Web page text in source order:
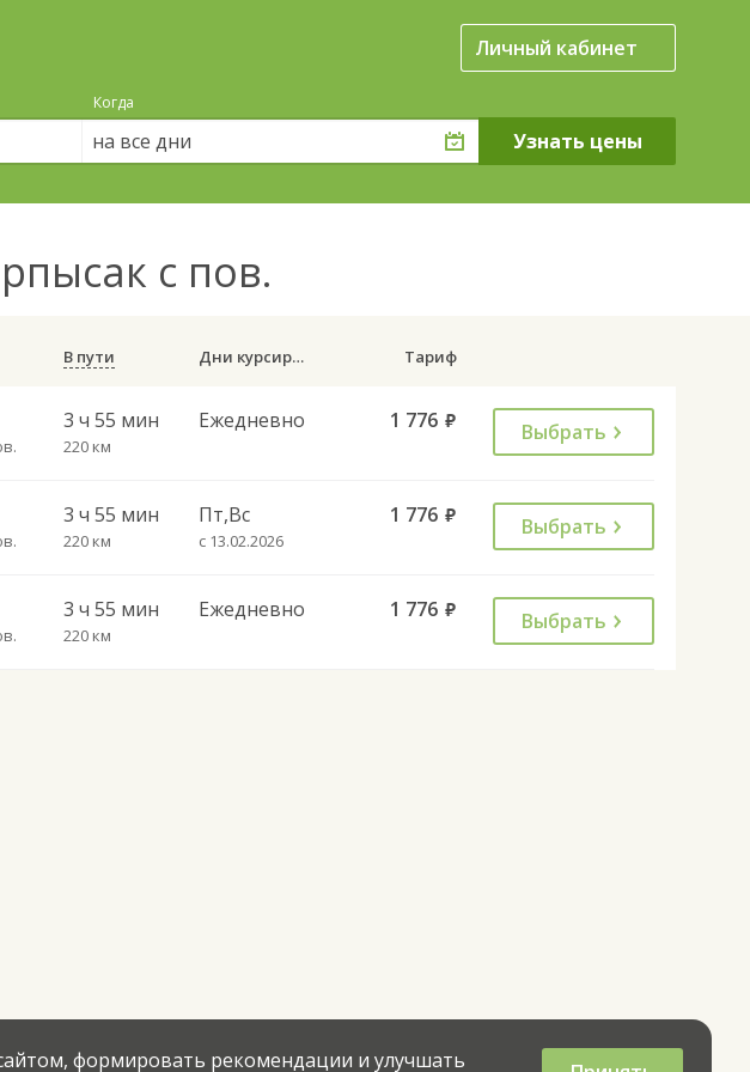
Личный кабинет
Когда
на все дни
с пов.
В пути Дни курсирования Тариф
3 ч 55 мин
220 км
Ежедневно 1 776 руб. Выбрать
3 ч 55 мин
220 км
Пт,Вс
с 13.02.2026
1 776 руб. Выбрать
3 ч 55 мин
220 км
Ежедневно 1 776 руб. Выбрать
формировать рекомендации и улучшать